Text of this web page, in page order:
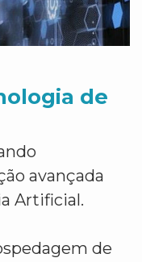
de
avançada
Artificial.
de